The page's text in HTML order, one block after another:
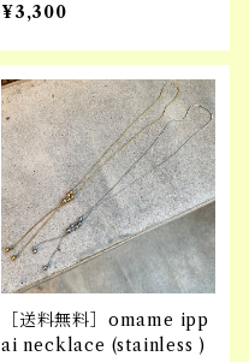
¥3,300
［送料無料］omame ipp
ai necklace (stainless )